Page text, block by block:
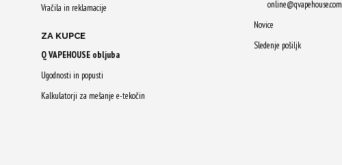
Vračila in reklamacije
ZA KUPCE
Q VAPEHOUSE obljuba
Ugodnosti in popusti
Kalkulatorji za mešanje e-tekočin
online@qvapehouse.com
Novice
Sledenje pošiljk